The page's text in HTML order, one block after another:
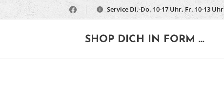
Service Di.-Do. 10-17 Uhr, Fr. 10-13 Uhr
SHOP DICH IN FORM ...